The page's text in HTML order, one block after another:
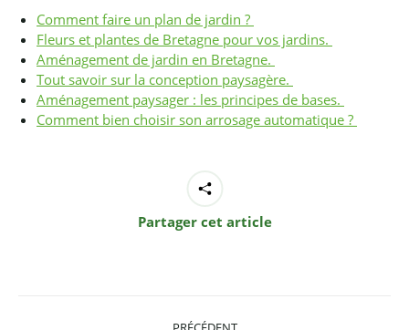
Comment faire un plan de jardin ?
Fleurs et plantes de Bretagne pour vos jardins.
Aménagement de jardin en Bretagne.
Tout savoir sur la conception paysagère.
Aménagement paysager : les principes de bases.
Comment bien choisir son arrosage automatique ?
Partager cet article
Navigation